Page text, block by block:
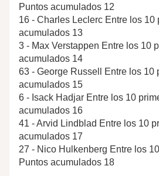
Puntos acumulados 12
16 - Charles Leclerc Entre los 10
acumulados 13
3 - Max Verstappen Entre los 10
acumulados 14
63 - George Russell Entre los 10
acumulados 15
6 - Isack Hadjar Entre los 10
acumulados 16
41 - Arvid Lindblad Entre los 10
acumulados 17
27 - Nico Hulkenberg Entre los
Puntos acumulados 18